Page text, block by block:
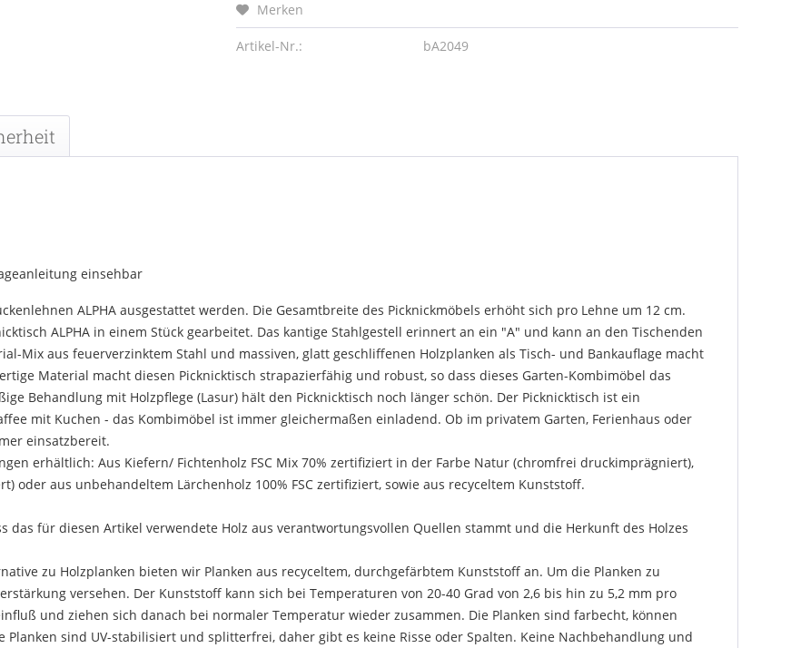
Merken
Artikel-Nr.: bA2049
einsehbar
ALPHA ausgestattet werden. Die Gesamtbreite des Picknickmöbels erhöht sich pro Lehne um 12 cm.
ALPHA in einem Stück gearbeitet. Das kantige Stahlgestell erinnert an ein "A" und kann an den Tischenden
Mix aus feuerverzinktem Stahl und massiven, glatt geschliffenen Holzplanken als Tisch- und Bankauflage macht
Material macht diesen Picknicktisch strapazierfähig und robust, so dass dieses Garten-Kombimöbel das
Behandlung mit Holzpflege (Lasur) hält den Picknicktisch noch länger schön. Der Picknicktisch ist ein
mit Kuchen - das Kombimöbel ist immer gleichermaßen einladend. Ob im privatem Garten, Ferienhaus oder
einsatzbereit.
erhältlich: Aus Kiefern/ Fichtenholz FSC Mix 70% zertifiziert in der Farbe Natur (chromfrei druckimprägniert),
oder aus unbehandeltem Lärchenholz 100% FSC zertifiziert, sowie aus recyceltem Kunststoff.
das für diesen Artikel verwendete Holz aus verantwortungsvollen Quellen stammt und die Herkunft des Holzes
zu Holzplanken bieten wir Planken aus recyceltem, durchgefärbtem Kunststoff an. Um die Planken zu
versehen. Der Kunststoff kann sich bei Temperaturen von 20-40 Grad von 2,6 bis hin zu 5,2 mm pro
und ziehen sich danach bei normaler Temperatur wieder zusammen. Die Planken sind farbecht, können
sind UV-stabilisiert und splitterfrei, daher gibt es keine Risse oder Spalten. Keine Nachbehandlung und